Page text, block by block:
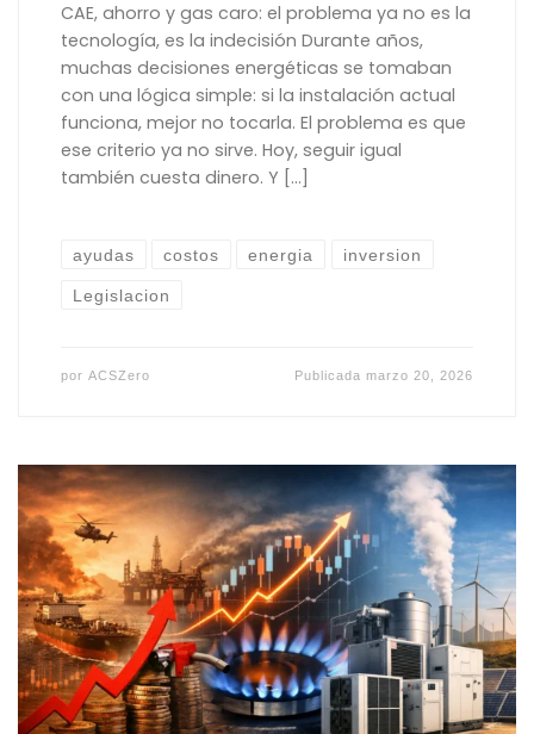
CAE, ahorro y gas caro: el problema ya no es la
tecnología, es la indecisión Durante años,
muchas decisiones energéticas se tomaban
con una lógica simple: si la instalación actual
funciona, mejor no tocarla. El problema es que
ese criterio ya no sirve. Hoy, seguir igual
también cuesta dinero. Y […]
ayudas costos energia inversion
Legislacion
por ACSZero Publicada marzo 20, 2026